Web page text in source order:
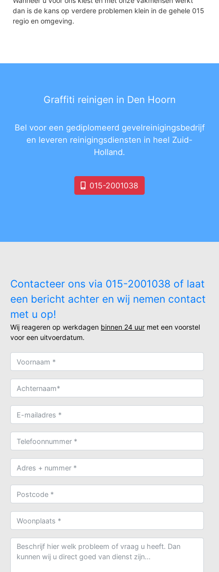
dan is de kans op verdere problemen klein in de gehele 015
regio en omgeving.
Graffiti reinigen in Den Hoorn
Bel voor een gediplomeerd gevelreinigingsbedrijf
en leveren reinigingsdiensten in heel Zuid-
Holland.
015-2001038
Contacteer ons via 015-2001038 of laat
een bericht achter en wij nemen contact
met u op!
Wij reageren op werkdagen binnen 24 uur met een voorstel
voor een uitvoerdatum.